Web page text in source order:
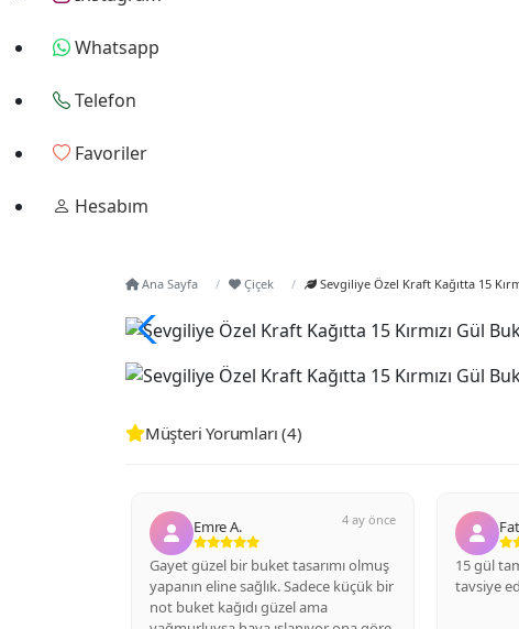
Whatsapp
Telefon
Favoriler
Hesabım
Ana Sayfa Çiçek Sevgiliye Özel Kraft Kağıtta 15
Müşteri Yorumları (4)
Fatih P. 4 ay önce
15 gül tam ideal hızlı geldi. Kesinlikle
tavsiye ederim.
Buketi